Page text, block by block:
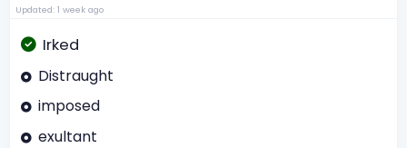
Updated: 1 week ago
Irked
Distraught
imposed
exultant